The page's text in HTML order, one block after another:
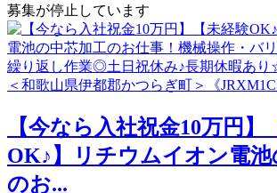
募集が停止しています
【今なら入社祝金10万円】
OK♪】リチウムイオン電池
のお...